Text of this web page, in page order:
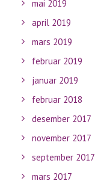
mai 2019
april 2019
mars 2019
februar 2019
januar 2019
februar 2018
desember 2017
november 2017
september 2017
mars 2017